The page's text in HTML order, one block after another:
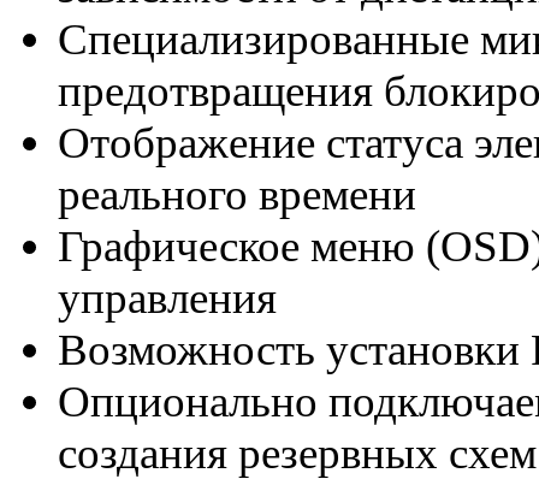
Специализированные
предотвращения
Отображение статуса
реального времени
Графическое меню
управления
Возможность установки
Опционально
создания резервных